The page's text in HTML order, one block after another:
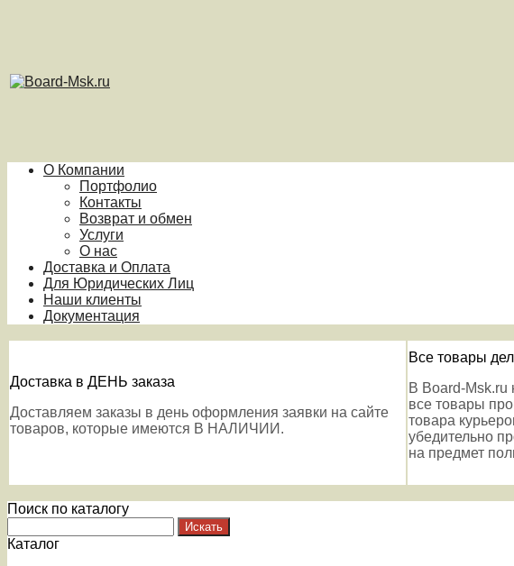
О Компании
Портфолио
Контакты
Возврат и обмен
Услуги
О нас
Доставка и Оплата
Для Юридических Лиц
Наши клиенты
Документация
Доставка в ДЕНЬ заказа
Доставляем заказы в день оформления заявки на сайте
товаров, которые имеются В НАЛИЧИИ.
Все товары
В Board-Msk.ru
все товары
товара
убедительно
на предмет
Поиск по каталогу
Каталог